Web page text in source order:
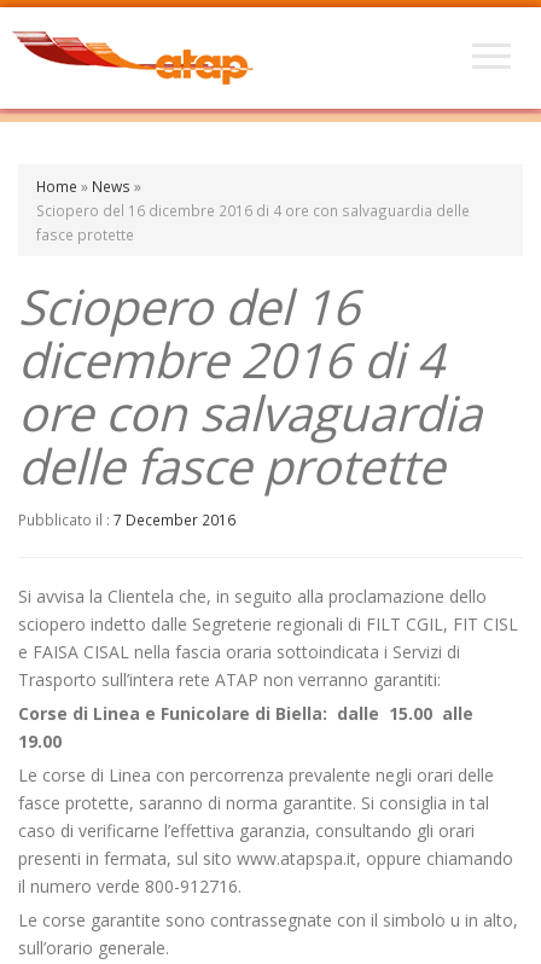
Home » News »
Sciopero del 16 dicembre 2016 di 4 ore con salvaguardia delle
fasce protette
Sciopero del 16
dicembre 2016 di 4
ore con salvaguardia
delle fasce protette
Pubblicato il : 7 December 2016
Si avvisa la Clientela che, in seguito alla proclamazione dello
sciopero indetto dalle Segreterie regionali di FILT CGIL, FIT CISL
e FAISA CISAL nella fascia oraria sottoindicata i Servizi di
Trasporto sull’intera rete ATAP non verranno garantiti:
Corse di Linea e Funicolare di Biella: dalle 15.00 alle
19.00
Le corse di Linea con percorrenza prevalente negli orari delle
fasce protette, saranno di norma garantite. Si consiglia in tal
caso di verificarne l’effettiva garanzia, consultando gli orari
presenti in fermata, sul sito www.atapspa.it, oppure chiamando
il numero verde 800-912716.
Le corse garantite sono contrassegnate con il simbolo u in alto,
sull’orario generale.